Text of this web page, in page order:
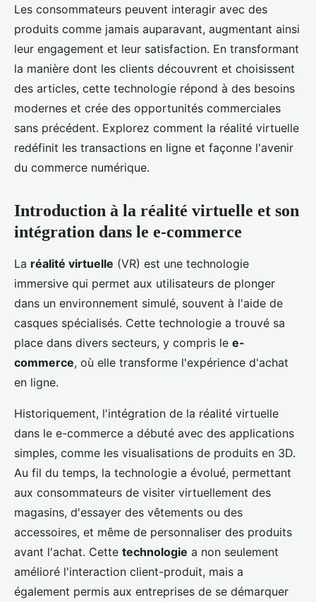
Les consommateurs peuvent interagir avec des
produits comme jamais auparavant, augmentant ainsi
leur engagement et leur satisfaction. En transformant
la manière dont les clients découvrent et choisissent
des articles, cette technologie répond à des besoins
modernes et crée des opportunités commerciales
sans précédent. Explorez comment la réalité virtuelle
redéfinit les transactions en ligne et façonne l'avenir
du commerce numérique.
Introduction à la réalité virtuelle et son
intégration dans le e-commerce
La réalité virtuelle (VR) est une technologie
immersive qui permet aux utilisateurs de plonger
dans un environnement simulé, souvent à l'aide de
casques spécialisés. Cette technologie a trouvé sa
place dans divers secteurs, y compris le e-
commerce, où elle transforme l'expérience d'achat
en ligne.
Historiquement, l'intégration de la réalité virtuelle
dans le e-commerce a débuté avec des applications
simples, comme les visualisations de produits en 3D.
Au fil du temps, la technologie a évolué, permettant
aux consommateurs de visiter virtuellement des
magasins, d'essayer des vêtements ou des
accessoires, et même de personnaliser des produits
avant l'achat. Cette technologie a non seulement
amélioré l'interaction client-produit, mais a
également permis aux entreprises de se démarquer